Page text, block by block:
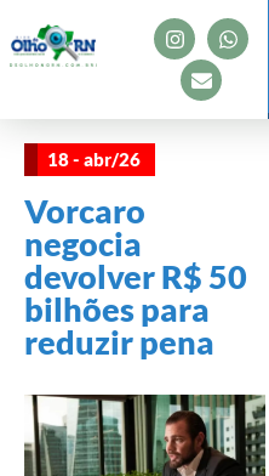
18 - abr/26
Vorcaro
negocia
devolver R$ 50
bilhões para
reduzir pena